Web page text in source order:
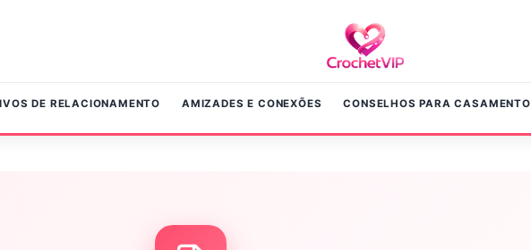
DE RELACIONAMENTO AMIZADES E CONEXÕES CONSELHOS PARA CASAMENTO